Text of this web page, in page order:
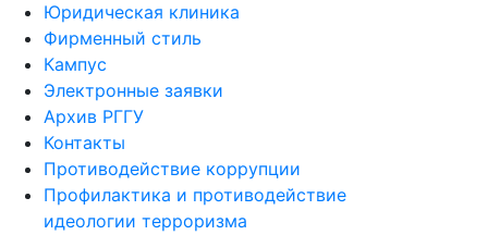
Юридическая клиника
Фирменный стиль
Кампус
Электронные заявки
Архив РГГУ
Контакты
Противодействие коррупции
Профилактика и противодействие
идеологии терроризма